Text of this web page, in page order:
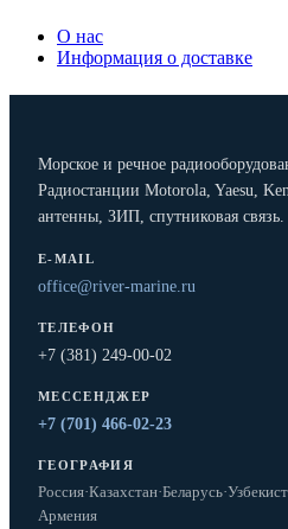
О нас
Информация о доставке
Морское и речное
Радиостанции Motorola, Yaesu,
антенны, ЗИП, спутниковая связь.
E-MAIL
office@river-marine.ru
ТЕЛЕФОН
+7 (381) 249-00-02
МЕССЕНДЖЕР
+7 (701) 466-02-23
ГЕОГРАФИЯ
Россия·Казахстан·Беларусь·
Армения